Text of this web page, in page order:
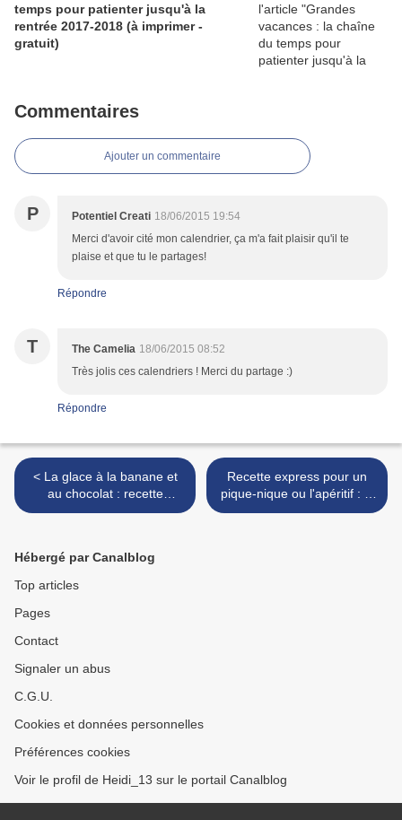
temps pour patienter jusqu'à la
rentrée 2017-2018 (à imprimer -
gratuit)
Commentaires
Ajouter un commentaire
P Potentiel Creati 18/06/2015 19:54
Merci d'avoir cité mon calendrier, ça m'a fait plaisir qu'il te
plaise et que tu le partages!
Répondre
T The Camelia 18/06/2015 08:52
Très jolis ces calendriers ! Merci du partage :)
Répondre
< La glace à la banane et
au chocolat : recette
maison, facile et rapide
Recette express pour un
pique-nique ou l'apéritif : la
tapenade noire >
Hébergé par Canalblog
Top articles
Pages
Contact
Signaler un abus
C.G.U.
Cookies et données personnelles
Préférences cookies
Voir le profil de Heidi_13 sur le portail Canalblog